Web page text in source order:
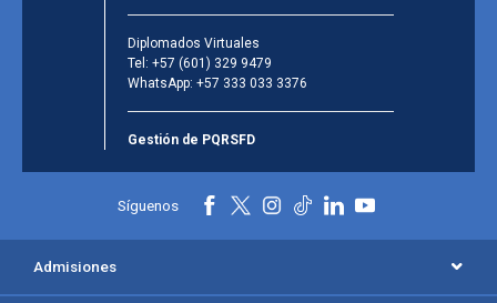
Diplomados Virtuales
Tel: +57 (601) 329 9479
WhatsApp: +57 333 033 3376
Gestión de PQRSFD
Síguenos
Admisiones